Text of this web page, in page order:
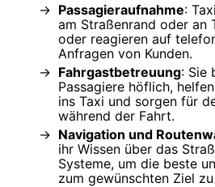
Passagieraufnahme:
am Straßenrand oder an
oder reagieren auf
Anfragen von Kunden.
Fahrgastbetreuung: Sie
Passagiere höflich,
ins Taxi und sorgen für
während der Fahrt.
Navigation und
ihr Wissen über das
Systeme, um die beste
zum gewünschten Ziel